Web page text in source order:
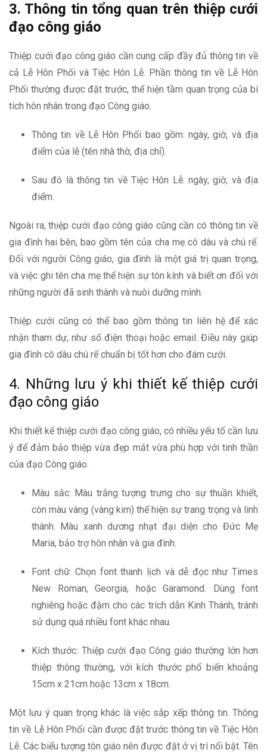
3. Thông tin tổng quan trên thiệp cưới
đạo công giáo
Thiệp cưới đạo công giáo cần cung cấp đầy đủ thông tin về
cả Lễ Hôn Phối và Tiệc Hôn Lễ. Phần thông tin về Lễ Hôn
Phối thường được đặt trước, thể hiện tầm quan trọng của bí
tích hôn nhân trong đạo Công giáo.
Thông tin về Lễ Hôn Phối bao gồm: ngày, giờ, và địa
điểm của lễ (tên nhà thờ, địa chỉ).
Sau đó là thông tin về Tiệc Hôn Lễ: ngày, giờ, và địa
điểm.
Ngoài ra, thiệp cưới đạo công giáo cũng cần có thông tin về
gia đình hai bên, bao gồm tên của cha mẹ cô dâu và chú rể.
Đối với người Công giáo, gia đình là một giá trị quan trọng,
và việc ghi tên cha mẹ thể hiện sự tôn kính và biết ơn đối với
những người đã sinh thành và nuôi dưỡng mình.
Thiệp cưới cũng có thể bao gồm thông tin liên hệ để xác
nhận tham dự, như số điện thoại hoặc email. Điều này giúp
gia đình cô dâu chú rể chuẩn bị tốt hơn cho đám cưới.
4. Những lưu ý khi thiết kế thiệp cưới
đạo công giáo
Khi thiết kế thiệp cưới đạo công giáo, có nhiều yếu tố cần lưu
ý để đảm bảo thiệp vừa đẹp mắt vừa phù hợp với tinh thần
của đạo Công giáo.
Màu sắc: Màu trắng tượng trưng cho sự thuần khiết,
còn màu vàng (vàng kim) thể hiện sự trang trọng và linh
thánh. Màu xanh dương nhạt đại diện cho Đức Mẹ
Maria, bảo trợ hôn nhân và gia đình.
Font chữ: Chọn font thanh lịch và dễ đọc như Times
New Roman, Georgia, hoặc Garamond. Dùng font
nghiêng hoặc đậm cho các trích dẫn Kinh Thánh, tránh
sử dụng quá nhiều font khác nhau.
Kích thước: Thiệp cưới đạo Công giáo thường lớn hơn
thiệp thông thường, với kích thước phổ biến khoảng
15cm x 21cm hoặc 13cm x 18cm.
Một lưu ý quan trọng khác là việc sắp xếp thông tin. Thông
tin về Lễ Hôn Phối cần được đặt trước thông tin về Tiệc Hôn
Lễ. Các biểu tượng tôn giáo nên được đặt ở vị trí nổi bật. Tên